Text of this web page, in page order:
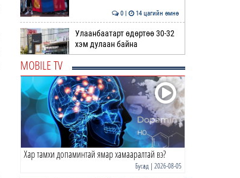
0 | 14 цагийн өмнө
Улаанбаатарт өдөртөө 30-32
хэм дулаан байна
ДОРНЫН ЗУРХАЙ | Морь,
нохой жилтнээ аливаа үйлийг
хийхэд эерэг сайн
0 | 15 цагийн өмнө
ӨГЛӨӨНИЙ МЭНД!
MOBILE TV
Хар тамхи допаминтай ямар хамааралтай вэ?
Бусад | 2026-08-05